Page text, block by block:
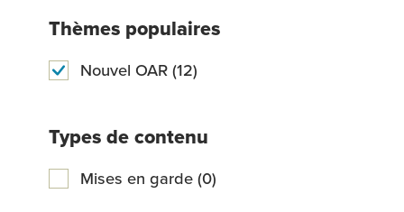
Thèmes populaires
Nouvel OAR (12)
Types de contenu
Mises en garde (0)